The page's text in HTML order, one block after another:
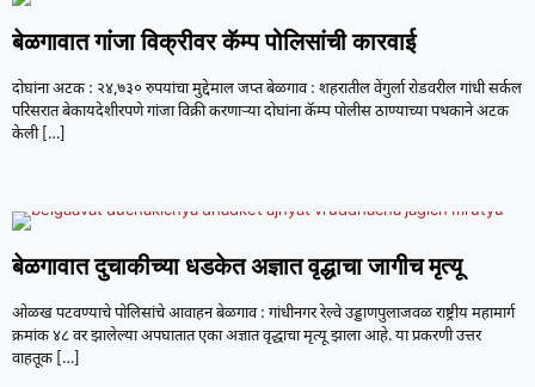
बेळगावात गांजा विक्रीवर कॅम्प पोलिसांची कारवाई
दोघांना अटक : २४,७३० रुपयांचा मुद्देमाल जप्त बेळगाव : शहरातील वेंगुर्ला रोडवरील गांधी सर्कल
परिसरात बेकायदेशीरपणे गांजा विक्री करणाऱ्या दोघांना कॅम्प पोलीस ठाण्याच्या पथकाने अटक
केली[…]
बेळगावात दुचाकीच्या धडकेत अज्ञात वृद्धाचा जागीच मृत्यू
ओळख पटवण्याचे पोलिसांचे आवाहन बेळगाव : गांधीनगर रेल्वे उड्डाणपुलाजवळ राष्ट्रीय महामार्ग
क्रमांक ४८ वर झालेल्या अपघातात एका अज्ञात वृद्धाचा मृत्यू झाला आहे. या प्रकरणी उत्तर
वाहतूक […]